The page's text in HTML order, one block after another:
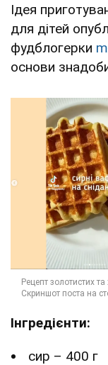
Ідея
для дітей
фудблогерки
основи
Інгредієнти:
сир – 400 г